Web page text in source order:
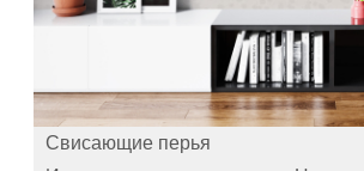
Свисающие перья